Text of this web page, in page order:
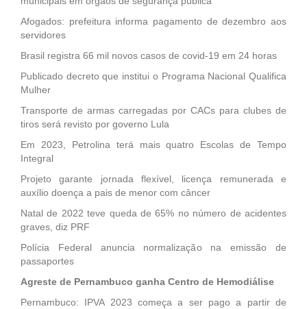
Afogados: prefeitura informa pagamento de dezembro aos
servidores
Brasil registra 66 mil novos casos de covid-19 em 24 horas
Publicado decreto que institui o Programa Nacional Qualifica
Mulher
Transporte de armas carregadas por CACs para clubes de
tiros será revisto por governo Lula
Em 2023, Petrolina terá mais quatro Escolas de Tempo
Integral
Projeto garante jornada flexível, licença remunerada e
auxílio doença a pais de menor com câncer
Natal de 2022 teve queda de 65% no número de acidentes
graves, diz PRF
Polícia Federal anuncia normalização na emissão de
passaportes
Agreste de Pernambuco ganha Centro de Hemodiálise
Pernambuco: IPVA 2023 começa a ser pago a partir de